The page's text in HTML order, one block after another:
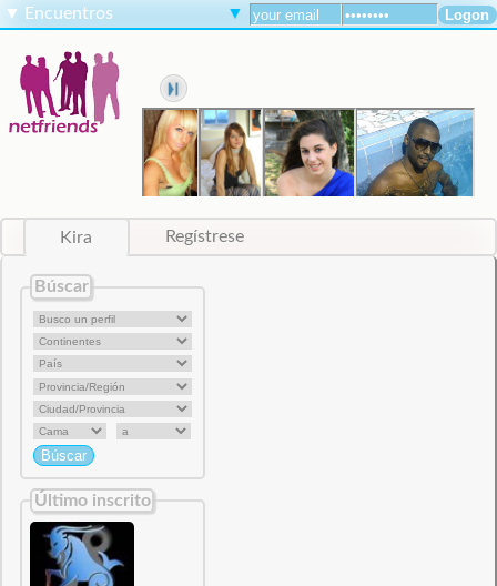
▼ Encuentros ▼
Kira Regístrese
Búscar
Último inscrito